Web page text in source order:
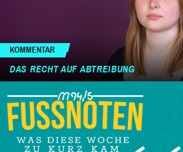
KOMMENTAR
DAS RECHT AUF ABTREIBUNG